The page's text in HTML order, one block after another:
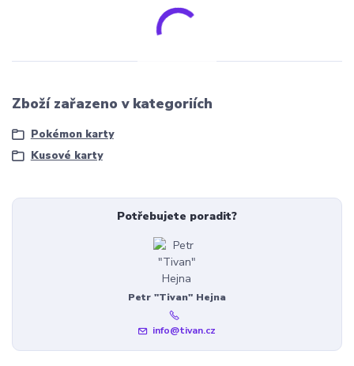
Zboží zařazeno v kategoriích
Pokémon karty
Kusové karty
Potřebujete poradit?
Petr "Tivan" Hejna
info@tivan.cz